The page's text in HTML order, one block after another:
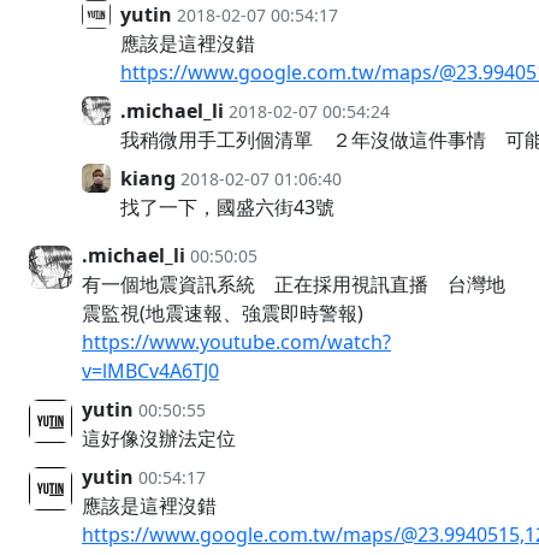
yutin 2018-02-07 00:54:17
應該是這裡沒錯
https://www.google.com.tw/maps/
.michael_li 2018-02-07 00:54:24
我稍微用手工列個清單 ２年沒做這件事情 可
kiang 2018-02-07 01:06:40
找了一下，國盛六街43號
.michael_li 00:50:05
有一個地震資訊系統 正在採用視訊直播 台灣地
震監視(地震速報、強震即時警報)
https://www.youtube.com/watch?
v=lMBCv4A6TJ0
yutin 00:50:55
這好像沒辦法定位
yutin 00:54:17
應該是這裡沒錯
https://www.google.com.tw/maps/